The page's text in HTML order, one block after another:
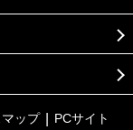
ップ
PCサイト